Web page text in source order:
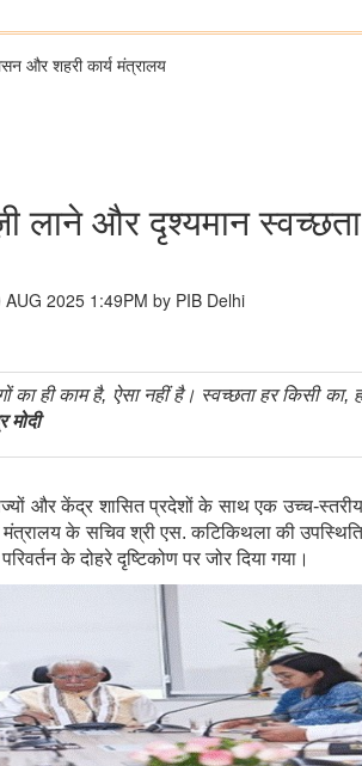
और शहरी कार्य मंत्रालय
लाने और दृश्यमान
AUG 2025 1:49PM by PIB Delhi
का ही काम है, ऐसा नहीं है। स्वच्छता हर किसी का,
मोदी
और केंद्र शासित प्रदेशों के साथ एक उच्च-
के सचिव श्री एस. कटिकिथला की
के दोहरे दृष्टिकोण पर जोर दिया गया।